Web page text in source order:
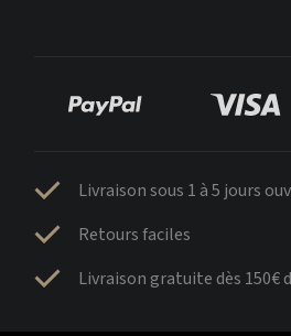
Livraison sous 1 à 5 jours
Retours faciles
Livraison gratuite dès 150€